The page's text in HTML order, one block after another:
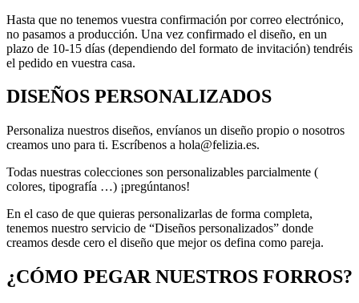
Hasta que no tenemos vuestra confirmación por correo electrónico,
no pasamos a producción. Una vez confirmado el diseño, en un
plazo de 10-15 días (dependiendo del formato de invitación) tendréis
el pedido en vuestra casa.
DISEÑOS PERSONALIZADOS
Personaliza nuestros diseños, envíanos un diseño propio o nosotros
creamos uno para ti. Escríbenos a hola@felizia.es.
Todas nuestras colecciones son personalizables parcialmente (
colores, tipografía …) ¡pregúntanos!
En el caso de que quieras personalizarlas de forma completa,
tenemos nuestro servicio de “Diseños personalizados” donde
creamos desde cero el diseño que mejor os defina como pareja.
¿CÓMO PEGAR NUESTROS FORROS?